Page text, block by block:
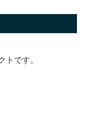
トです。